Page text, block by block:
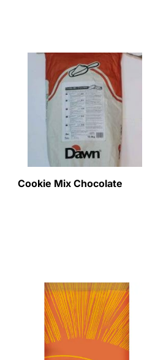
Cookie Mix Chocolate